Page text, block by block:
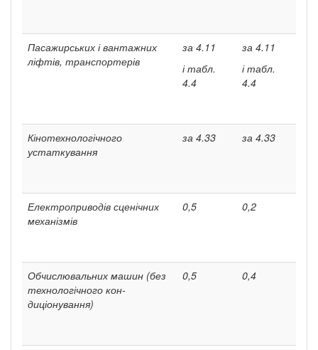
Пасажирських і вантажних
ліфтів, транспортерів
за 4.11
і табл.
4.4
за 4.11
і табл.
4.4
Кінотехнологічного
устаткування
за 4.33 за 4.33
Електроприводів сценічних
механізмів
0,5 0,2
Обчислювальних машин (без
технологічного кон­
диціонування)
0,5 0,4